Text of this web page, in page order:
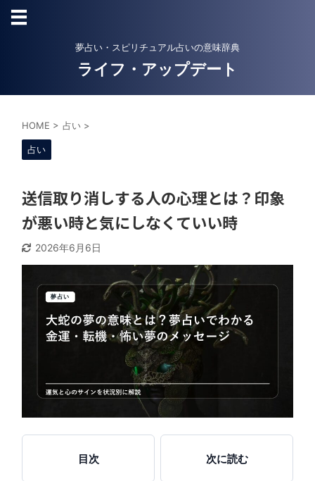
夢占い・スピリチュアル占いの意味辞典
ライフ・アップデート
HOME > 占い >
占い
送信取り消しする人の心理とは？印象
が悪い時と気にしなくていい時
2026年6月6日
目次 次に読む